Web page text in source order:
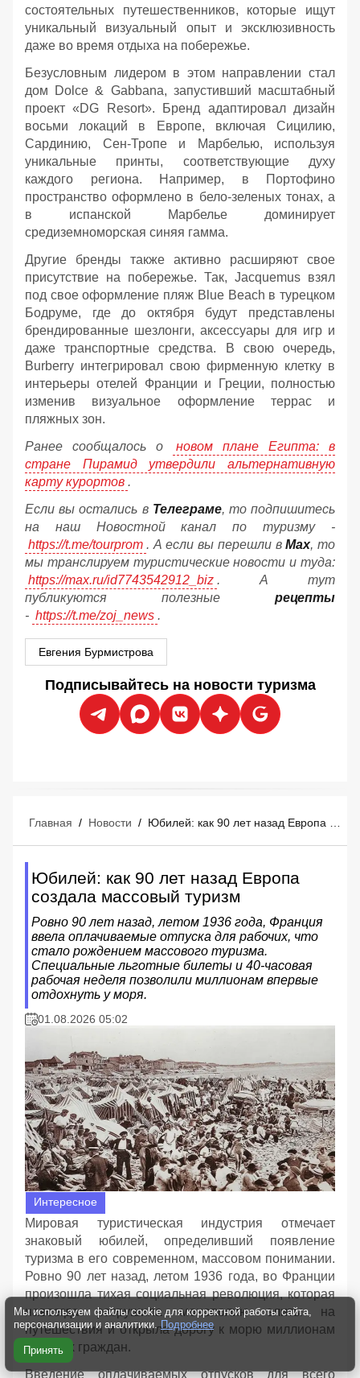
состоятельных путешественников, которые ищут
уникальный визуальный опыт и эксклюзивность
даже во время отдыха на побережье.
Безусловным лидером в этом направлении стал
дом Dolce & Gabbana, запустивший масштабный
проект «DG Resort». Бренд адаптировал дизайн
восьми локаций в Европе, включая Сицилию,
Сардинию, Сен-Тропе и Марбелью, используя
уникальные принты, соответствующие духу
каждого региона. Например, в Портофино
пространство оформлено в бело-зеленых тонах, а
в испанской Марбелье доминирует
средиземноморская синяя гамма.
Другие бренды также активно расширяют свое
присутствие на побережье. Так, Jacquemus взял
под свое оформление пляж Blue Beach в турецком
Бодруме, где до октября будут представлены
брендированные шезлонги, аксессуары для игр и
даже транспортные средства. В свою очередь,
Burberry интегрировал свою фирменную клетку в
интерьеры отелей Франции и Греции, полностью
изменив визуальное оформление террас и
пляжных зон.
Ранее сообщалось о
новом плане Египта: в
стране Пирамид утвердили альтернативную
карту курортов .
Если вы остались в Телеграме, то подпишитесь
на наш Новостной канал по туризму -
https://t.me/tourprom . А если вы перешли вМах, то
мы транслируем туристические новости и туда:
https://max.ru/id7743542912_biz . А тут
публикуются полезные рецепты
- https://t.me/zoj_news .
Евгения Бурмистрова
Подписывайтесь на новости туризма
Главная / Новости /
Юбилей: как 90 лет назад Европа
создала массовый туризм
Ровно 90 лет назад, летом 1936 года, Франция
ввела оплачиваемые отпуска для рабочих, что
стало рождением массового туризма.
Специальные льготные билеты и 40-часовая
рабочая неделя позволили миллионам впервые
отдохнуть у моря.
01.08.2026 05:02
Интересное
Мировая туристическая индустрия отмечает
знаковый юбилей, определивший появление
туризма в его современном, массовом понимании.
Ровно 90 лет назад, летом 1936 года, во Франции
произошла тихая социальная революция, которая
навсегда разрушила монополию элиты на
путешествия и открыла дорогу к морю миллионам
простых граждан.
Введение оплачиваемых отпусков для всего
Мы используем файлы cookie для корректной работы сайта,
персонализации и аналитики. Подробнее
Принять